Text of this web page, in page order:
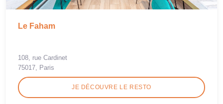
Le Faham
108, rue Cardinet
75017, Paris
JE DÉCOUVRE LE RESTO